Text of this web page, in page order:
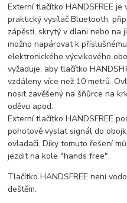
Externí tlačítko HANDSFREE
praktický vysílač Bluetooth,
zápěstí, skrytý v dlani nebo na
možno napárovat k
elektronického výcvikového
vyžaduje, aby tlačítko
vzdáleny více než 10 metrů.
nosit zavěšený na šňůrce na
oděvu apod.
Externí tlačítko HANDSFREE
pohotově vyslat signál do
ovladači. Díky tomuto řešení
jezdit na kole "hands free".
Tlačítko HANDSFREE není
deštěm.